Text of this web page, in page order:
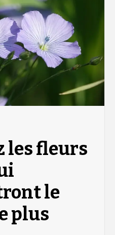
les fleurs
le
plus